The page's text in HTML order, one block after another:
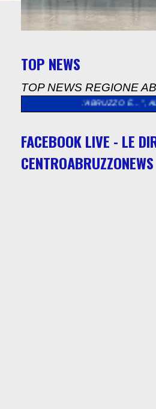
TOP NEWS
TOP NEWS REGIONE
È…”, AL VIA LA CAMPAGNA
FACEBOOK LIVE - LE
CENTROABRUZZONEWS